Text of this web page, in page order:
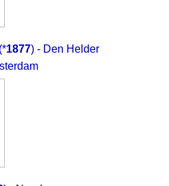
(*1877) - Den Helder